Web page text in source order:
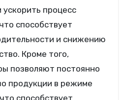
процесс
способствует
и снижению
Кроме того,
позволяют постоянно
продукции в режиме
способствует